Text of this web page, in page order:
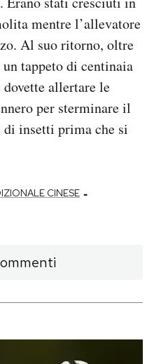
mentre l’allevatore
Al suo ritorno, oltre
tappeto di centinaia
allertare le
per sterminare il
insetti prima che si
CINESE -